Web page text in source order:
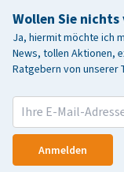
Wollen Sie nichts
Ja, hiermit möchte ich
News, tollen Aktionen,
Ratgebern von unserer
Anmelden